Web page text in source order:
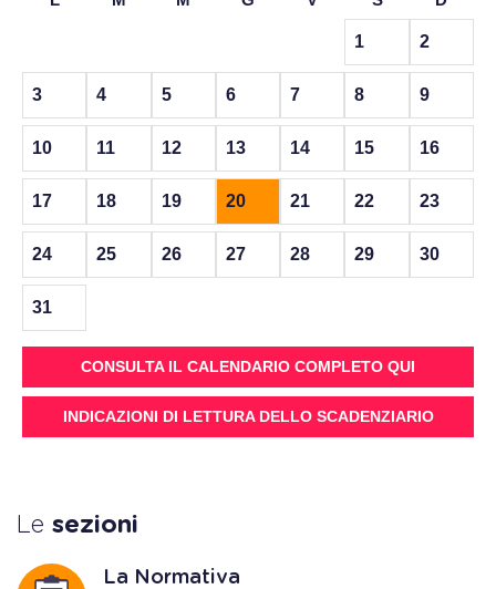
1 2
3 4 5 6 7 8 9
10 11 12 13 14 15 16
17 18 19 20 21 22 23
24 25 26 27 28 29 30
31
CONSULTA IL CALENDARIO COMPLETO QUI
INDICAZIONI DI LETTURA DELLO SCADENZIARIO
Le sezioni
La Normativa